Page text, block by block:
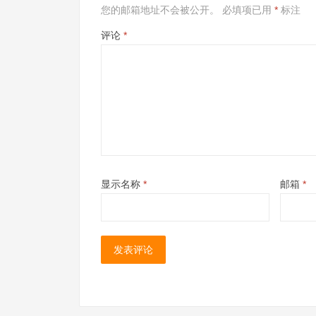
您的邮箱地址不会被公开。 必填项已用 * 标注
评论 *
显示名称 * 邮箱 *